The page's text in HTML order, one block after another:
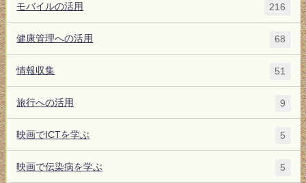
モバイルの活用 216
健康管理への活用 68
情報収集 51
旅行への活用 9
映画でICTを学ぶ 5
映画で伝染病を学ぶ 5